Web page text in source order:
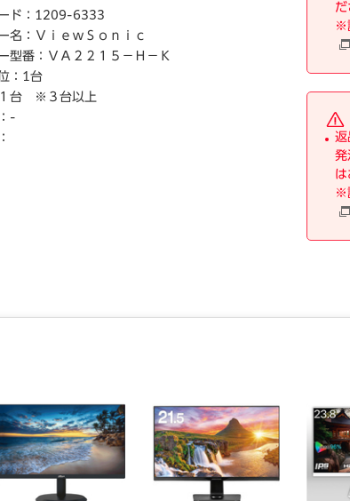
面処理／非光沢
／最大約1677万色
タイプ／VA
子／HDMI×1、VGA×1、ステレオミニジャック×1
カ―有無／なし
フルHD
／ブラック
ド： 1209-6333
名： ＶｉｅｗＳｏｎｉｃ
型番： ＶＡ２２１５－Ｈ－Ｋ
： 1台
１台 ※３台以上
-
だ
※
返
発
は
※